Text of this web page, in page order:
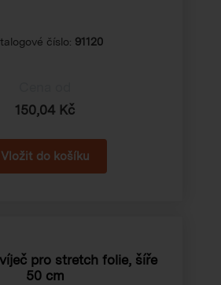
číslo: 91120
150,04 Kč
pro stretch folie, šíře
50 cm